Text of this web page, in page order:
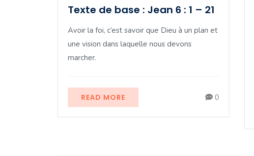
Texte de base : Jean 6 : 1 – 21
Avoir la foi, c’est savoir que Dieu à un plan et
une vision dans laquelle nous devons
marcher.
READ MORE 0